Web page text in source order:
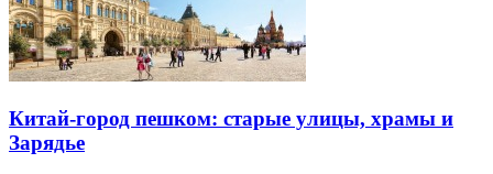
Китай-город пешком: старые улицы, храмы и
Зарядье